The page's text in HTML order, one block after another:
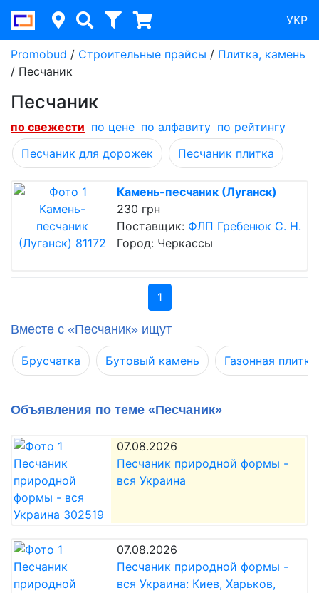
УКР
Promobud / Строительные прайсы / Плитка, камень
/ Песчаник
Песчаник
по cвежести по цене по алфавиту по рейтингу
Песчаник для дорожек
Песчаник плитка
Камень-песчаник (Луганск)
230 грн
Поставщик: ФЛП Гребенюк С. Н.
Город: Черкассы
1
Вместе с «Песчаник» ищут
Брусчатка Бутовый камень Газонная
Объявления по теме «Песчаник»
07.08.2026
Песчаник природной формы -
вся Украина
07.08.2026
Песчаник природной формы -
вся Украина: Киев, Харьков,